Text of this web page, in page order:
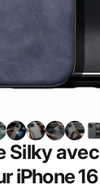
Silkyavec
iPhone16